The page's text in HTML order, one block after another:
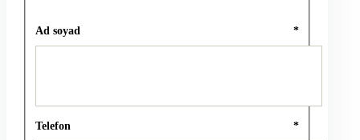
Ad soyad *
Telefon *